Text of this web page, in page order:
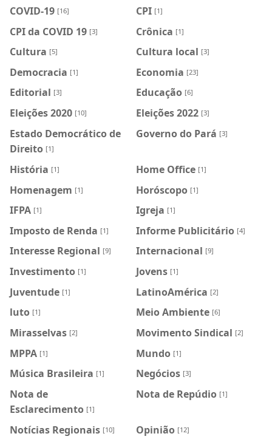
COVID-19 [16] CPI [1]
CPI da COVID 19 [3] Crônica [1]
Cultura [5] Cultura local [3]
Democracia [1] Economia [23]
Editorial [3] Educação [6]
Eleições 2020 [10] Eleições 2022 [3]
Estado Democrático de
Direito [1]
Governo do Pará [3]
História [1] Home Office [1]
Homenagem [1] Horóscopo [1]
IFPA [1] Igreja [1]
Imposto de Renda [1] Informe Publicitário [4]
Interesse Regional [9] Internacional [9]
Investimento [1] Jovens [1]
Juventude [1] LatinoAmérica [2]
luto [1] Meio Ambiente [6]
Mirasselvas [2] Movimento Sindical [2]
MPPA [1] Mundo [1]
Música Brasileira [1] Negócios [3]
Nota de
Esclarecimento [1]
Nota de Repúdio [1]
Notícias Regionais [10] Opinião [12]